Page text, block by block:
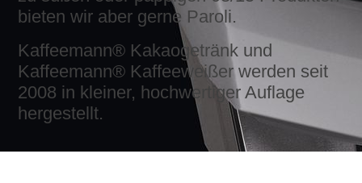
bieten wir aber gerne Paroli.
Kaffeemann® Kakaogetränk und
Kaffeemann® Kaffeeweißer werden seit
2008 in kleiner, hochwertiger Auflage
hergestellt.